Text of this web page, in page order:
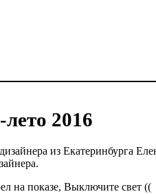
2016
из Екатеринбурга
на показе, Выключите свет ((